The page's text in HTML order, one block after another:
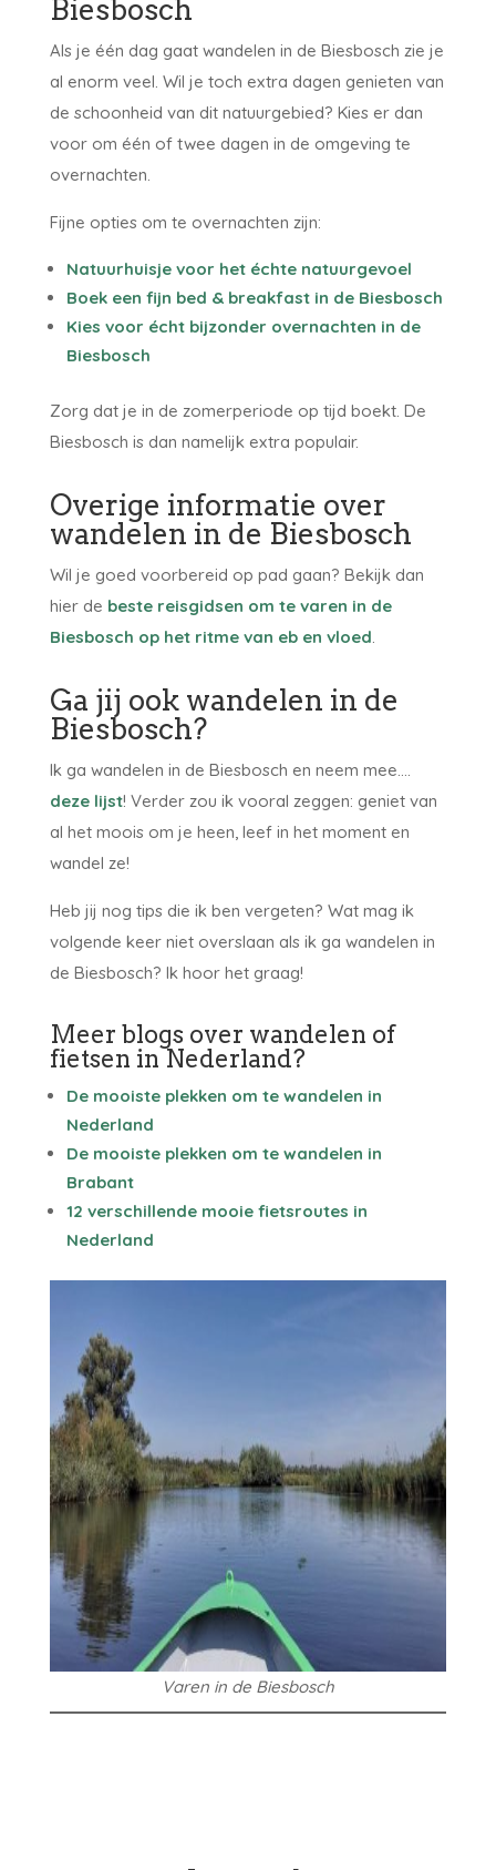
Biesbosch
Als je één dag gaat wandelen in de Biesbosch zie je
al enorm veel. Wil je toch extra dagen genieten van
de schoonheid van dit natuurgebied? Kies er dan
voor om één of twee dagen in de omgeving te
overnachten.
Fijne opties om te overnachten zijn:
Natuurhuisje voor het échte natuurgevoel
Boek een fijn bed & breakfast in de Biesbosch
Kies voor écht bijzonder overnachten in de
Biesbosch
Zorg dat je in de zomerperiode op tijd boekt. De
Biesbosch is dan namelijk extra populair.
Overige informatie over
wandelen in de Biesbosch
Wil je goed voorbereid op pad gaan? Bekijk dan
hier de beste reisgidsen om te varen in de
Biesbosch op het ritme van eb en vloed.
Ga jij ook wandelen in de
Biesbosch?
Ik ga wandelen in de Biesbosch en neem mee….
deze lijst! Verder zou ik vooral zeggen: geniet van
al het moois om je heen, leef in het moment en
wandel ze!
Heb jij nog tips die ik ben vergeten? Wat mag ik
volgende keer niet overslaan als ik ga wandelen in
de Biesbosch? Ik hoor het graag!
Meer blogs over wandelen of
fietsen in Nederland?
De mooiste plekken om te wandelen in
Nederland
De mooiste plekken om te wandelen in
Brabant
12 verschillende mooie fietsroutes in
Nederland
Varen in de Biesbosch